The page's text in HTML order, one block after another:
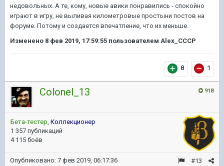
недовольных. А те, кому, новые авики понравились - спокойно
играют в игру, не выливая километровые простыни постов на
форуме. Потому и создается впечатление, что их меньше.
Изменено 8 фев 2019, 17:59:55 пользователем Alex_CCCP
8 1
918
Colonel_13
Бета-тестер, Коллекционер
1 357 публикаций
4 115 боёв
#13
Опубликовано: 7 фев 2019, 06:17:36